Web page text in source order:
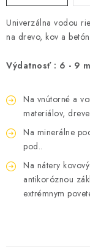
Univerzálna vodou
na drevo, kov a
Výdatnosť : 6 - 9
Na vnútorné a
materiálov,
Na minerálne
pod..
Na nátery
antikoróznou
extrémnym